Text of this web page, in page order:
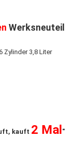
Werksneuteil
Zylinder 3,8 Liter
kauft 2 Mal"